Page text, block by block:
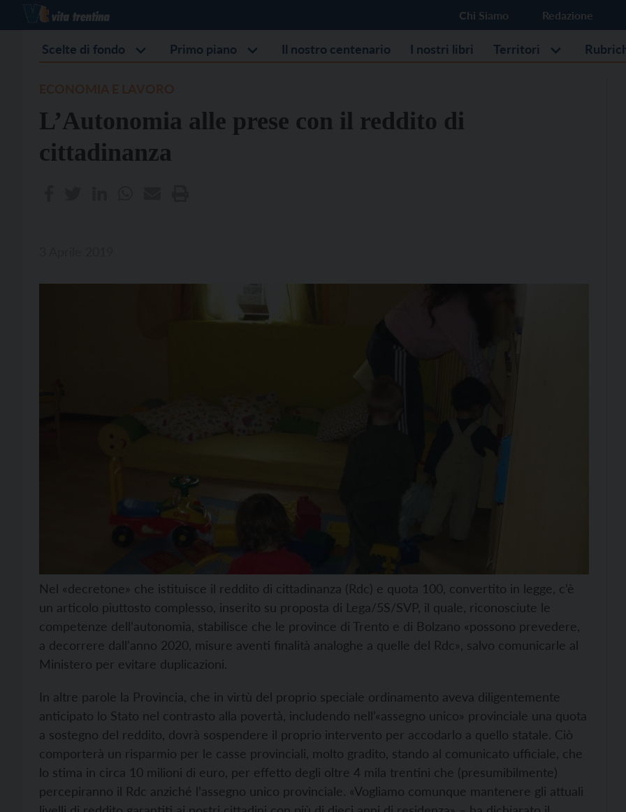
Chi Siamo Redazione
Scelte di fondo Primo piano Il nostro centenario I nostri libri Territori
L’Autonomia alle prese con il reddito di
cittadinanza
Nel «decretone» che istituisce il reddito di cittadinanza (Rdc) e quota 100, convertito in legge, c’è
un articolo piuttosto complesso, inserito su proposta di Lega/5S/SVP, il quale, riconosciute le
competenze dell’autonomia, stabilisce che le province di Trento e di Bolzano «possono prevedere,
a decorrere dall'anno 2020, misure aventi finalità analoghe a quelle del Rdc», salvo comunicarle al
Ministero per evitare duplicazioni.
In altre parole la Provincia, che in virtù del proprio speciale ordinamento aveva diligentemente
anticipato lo Stato nel contrasto alla povertà, includendo nell’«assegno unico» provinciale una quota
a sostegno del reddito, dovrà sospendere il proprio intervento per accodarlo a quello statale. Ciò
comporterà un risparmio per le casse provinciali, molto gradito, stando al comunicato ufficiale, che
lo stima in circa 10 milioni di euro, per effetto degli oltre 4 mila trentini che (presumibilmente)
percepiranno il Rdc anziché l’assegno unico provinciale. «Vogliamo comunque mantenere gli attuali